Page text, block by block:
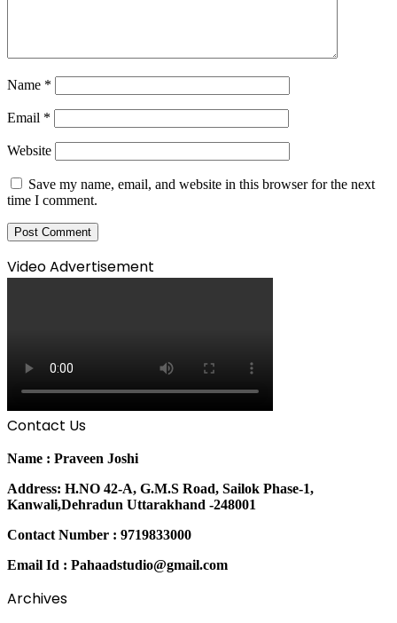
Name *
Email *
Website
Save my name, email, and website in this browser for the next
time I comment.
Video Advertisement
Contact Us
Name : Praveen Joshi
Address: H.NO 42-A, G.M.S Road, Sailok Phase-1,
Kanwali,Dehradun Uttarakhand -248001
Contact Number : 9719833000
Email Id : Pahaadstudio@gmail.com
Archives